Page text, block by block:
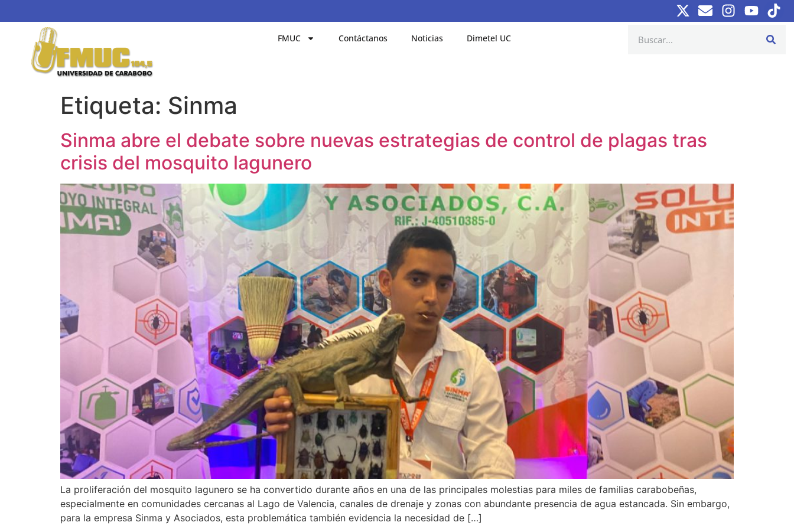
FMUC Contáctanos Noticias Dimetel UC
Etiqueta: Sinma
Sinma abre el debate sobre nuevas estrategias de control de plagas tras
crisis del mosquito lagunero
La proliferación del mosquito lagunero se ha convertido durante años en una de las principales molestias para miles de familias carabobeñas,
especialmente en comunidades cercanas al Lago de Valencia, canales de drenaje y zonas con abundante presencia de agua estancada. Sin embargo,
para la empresa Sinma y Asociados, esta problemática también evidencia la necesidad de […]